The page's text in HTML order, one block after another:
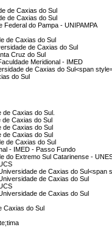
de Caxias do Sul
de Caxias do Sul
Federal do Pampa - UNIPAMPA
de Caxias do Sul
de Caxias do Sul
Cruz do Sul
Faculdade Meridional - IMED
de Caxias do Sul<span
do Sul
de Caxias do Sul.
de Caxias do Sul
de Caxias do Sul
de Caxias do Sul
de Caxias do Sul
- IMED - Passo Fundo
do Extremo Sul Catarinense -
UCS
Universidade de Caxias do
Universidade de Caxias do Sul
UCS
Universidade de Caxias do Sul
Caxias do Sul